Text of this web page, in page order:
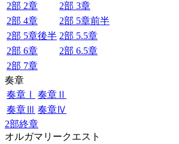
2部 2章
2部 3章
2部 4章
2部 5章前半
2部 5章後半 2部 5.5章
2部 6章
2部 6.5章
2部 7章
奏章
奏章Ⅰ
奏章Ⅱ
奏章Ⅲ 奏章Ⅳ
2部終章
オルガマリークエスト